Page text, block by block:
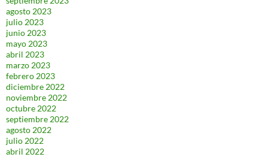
agosto 2023
julio 2023
junio 2023
mayo 2023
abril 2023
marzo 2023
febrero 2023
diciembre 2022
noviembre 2022
octubre 2022
septiembre 2022
agosto 2022
julio 2022
abril 2022